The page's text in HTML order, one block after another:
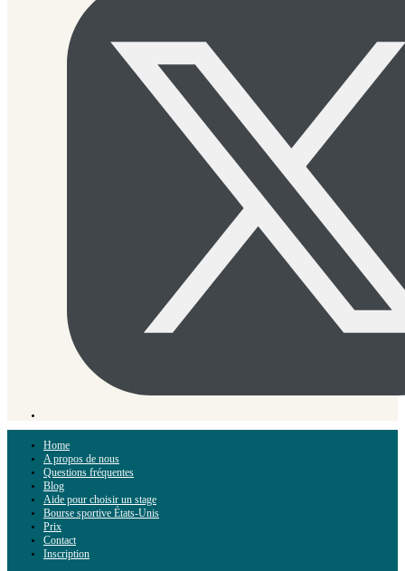
Home
A propos de nous
Questions fréquentes
Blog
Aide pour choisir un stage
Bourse sportive États-Unis
Prix
Contact
Inscription